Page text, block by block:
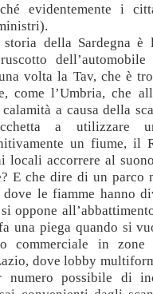
evidentemente i
della Sardegna è
volta la Tav, che è
come l’Umbria, che
a causa della
a utilizzare
un fiume, il
locali accorrere al
E che dire di un parco
le fiamme hanno
oppone
una piega quando si
commerciale in
dove lobby
numero possibile di